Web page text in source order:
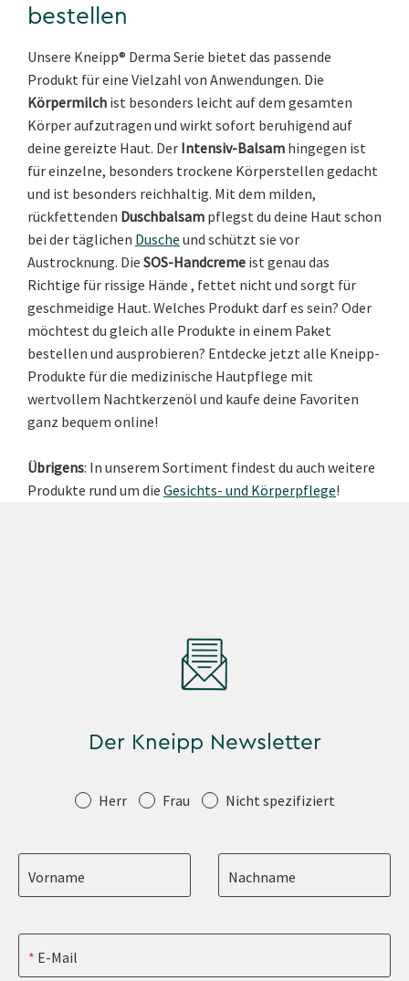
bestellen
Unsere Kneipp® Derma Serie bietet das passende
Produkt für eine Vielzahl von Anwendungen. Die
Körpermilch ist besonders leicht auf dem gesamten
Körper aufzutragen und wirkt sofort beruhigend auf
deine gereizte Haut. Der Intensiv-Balsam hingegen ist
für einzelne, besonders trockene Körperstellen gedacht
und ist besonders reichhaltig. Mit dem milden,
rückfettenden Duschbalsam pflegst du deine Haut schon
bei der täglichen Dusche und schützt sie vor
Austrocknung. Die SOS-Handcreme ist genau das
Richtige für rissige Hände , fettet nicht und sorgt für
geschmeidige Haut. Welches Produkt darf es sein? Oder
möchtest du gleich alle Produkte in einem Paket
bestellen und ausprobieren? Entdecke jetzt alle Kneipp-
Produkte für die medizinische Hautpflege mit
wertvollem Nachtkerzenöl und kaufe deine Favoriten
ganz bequem online!
Übrigens: In unserem Sortiment findest du auch weitere
Produkte rund um die Gesichts- und Körperpflege!
Der Kneipp Newsletter
Anrede Herr Frau Nicht spezifiziert
Vorname Nachname
E-Mail